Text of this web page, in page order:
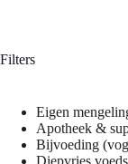
Filters
Eigen
Apotheek &
Bijvoeding
Diepvries